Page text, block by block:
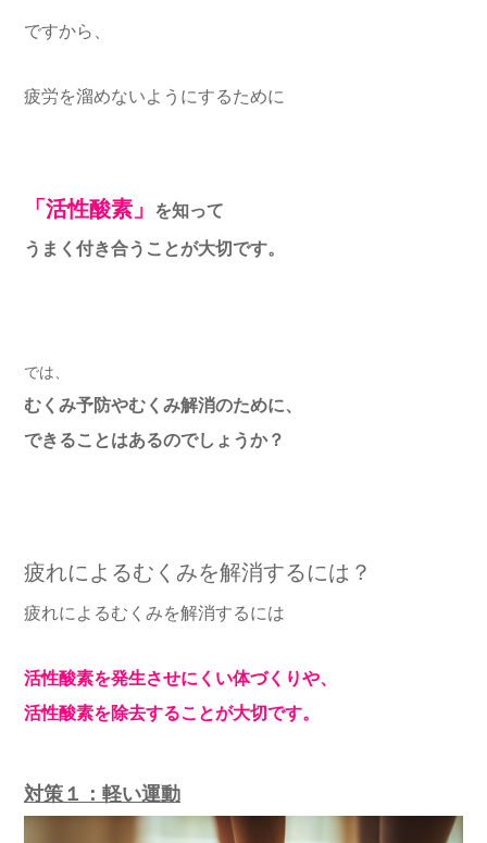
ですから、
疲労を溜めないようにするために
「活性酸素」 を知って
うまく付き合うことが大切です。
では、
むくみ予防やむくみ解消のために、
できることはあるのでしょうか？
疲れによるむくみを解消するには？
疲れによるむくみを解消するには
活性酸素を発生させにくい体づくりや、
活性酸素を除去することが大切です。
対策１：軽い運動